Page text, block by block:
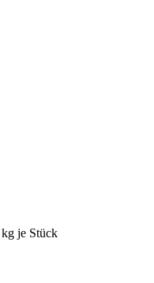
kg je Stück